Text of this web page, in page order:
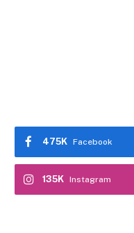
Facebook
475K
Instagram
135K